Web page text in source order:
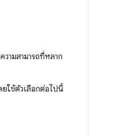
ามสามารถที่หลาก
ใช้ตัวเลือกต่อไปนี้